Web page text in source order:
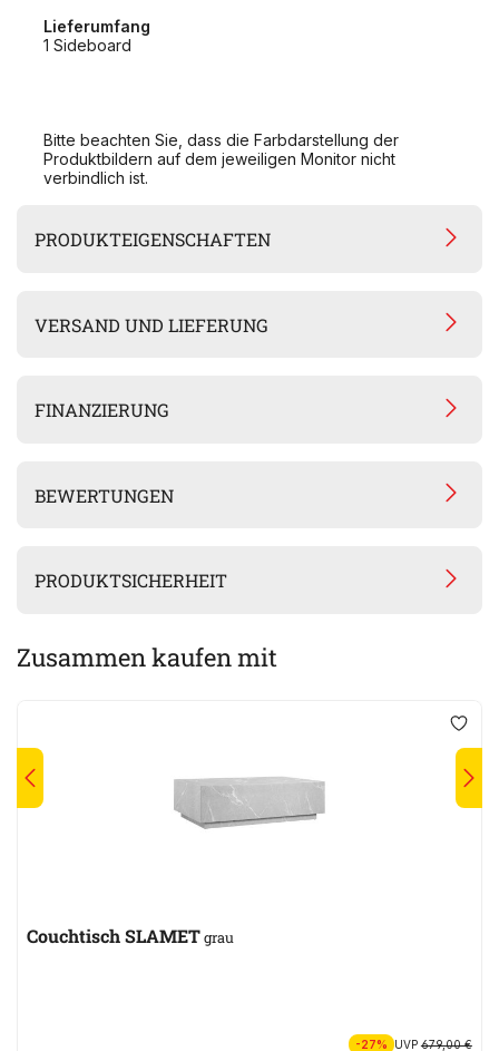
Lieferumfang
1 Sideboard
Bitte beachten Sie, dass die Farbdarstellung der
Produktbildern auf dem jeweiligen Monitor nicht
verbindlich ist.
PRODUKTEIGENSCHAFTEN
VERSAND UND LIEFERUNG
FINANZIERUNG
BEWERTUNGEN
PRODUKTSICHERHEIT
Zusammen kaufen mit
Couchtisch SLAMETgrau
-27% UVP679,00 €